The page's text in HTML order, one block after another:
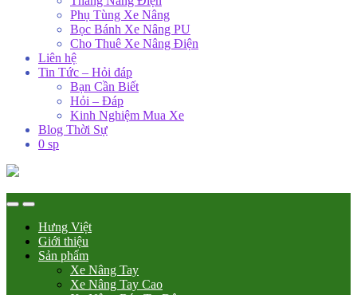
Phụ Tùng Xe Nâng
Bọc Bánh Xe Nâng PU
Cho Thuê Xe Nâng Điện
Liên hệ
Tin Tức – Hỏi đáp
Bạn Cần Biết
Hỏi – Đáp
Kinh Nghiệm Mua Xe
Blog Thời Sự
0 sp
Hưng Việt
Giới thiệu
Sản phẩm
Xe Nâng Tay
Xe Nâng Tay Cao